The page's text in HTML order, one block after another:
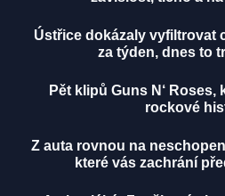
Ústřice dokázaly vyfiltrovat
za týden, dnes to
Pět klipů Guns N‘ Roses,
rockové
Z auta rovnou na
které vás zachrání